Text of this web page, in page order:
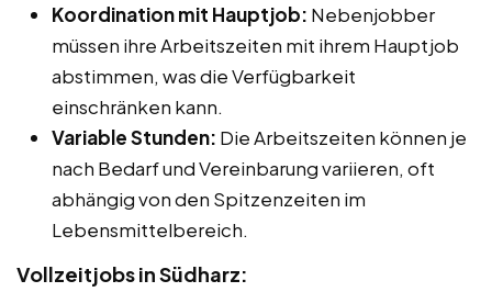
Koordination mit Hauptjob: Nebenjobber
müssen ihre Arbeitszeiten mit ihrem Hauptjob
abstimmen, was die Verfügbarkeit
einschränken kann.
Variable Stunden: Die Arbeitszeiten können je
nach Bedarf und Vereinbarung variieren, oft
abhängig von den Spitzenzeiten im
Lebensmittelbereich.
Vollzeitjobs in Südharz: